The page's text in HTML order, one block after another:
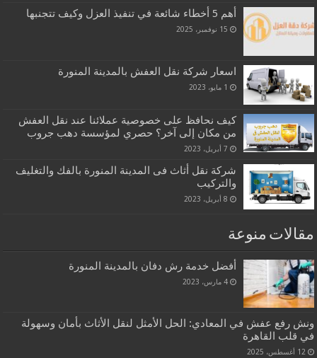
أهم 5 أخطاء شائعة في تنفيذ العزل وكيف تتجنبها
15 نوفمبر، 2025
اسعار شركة نقل العفش بالمدينة المنورة
1 مايو، 2023
كيف نحافظ على خصوصية عملائنا عند نقل العفش
من مكان إلى آخر؟ حصري لمؤسسة دهب جروب
7 أبريل، 2023
شركة نقل أثاث فى المدينة المنورة بالفك والتغليف
والتركيب
8 أبريل، 2023
مقالات منوعة
أفضل خدمة رش دفان بالمدينة المنورة
4 مارس، 2023
ونش رفع عفش في المعادي: الحل الأمثل لنقل الأثاث بأمان وسهولة
في قلب القاهرة
12 أغسطس، 2025